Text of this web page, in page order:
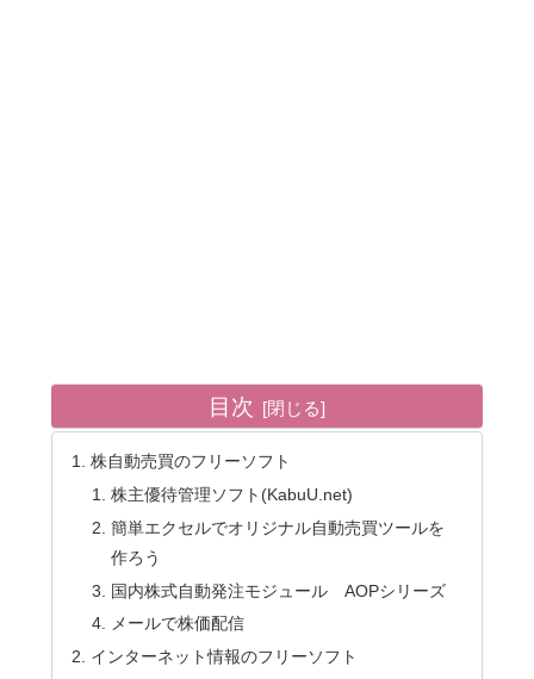
目次
株自動売買のフリーソフト
株主優待管理ソフト(KabuU.net)
簡単エクセルでオリジナル自動売買ツールを
作ろう
国内株式自動発注モジュール AOPシリーズ
メールで株価配信
インターネット情報のフリーソフト